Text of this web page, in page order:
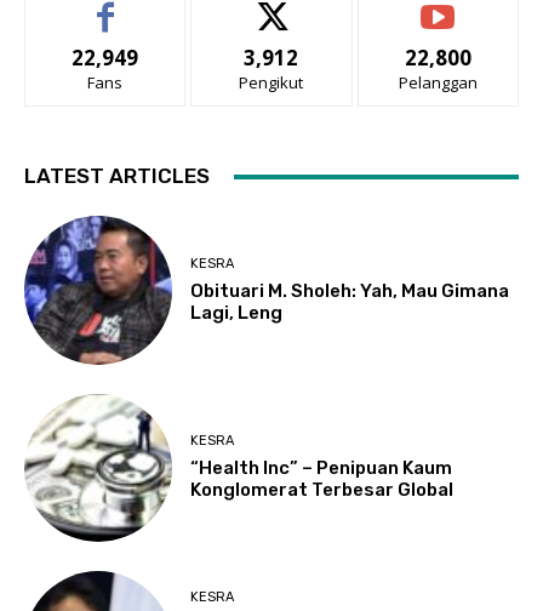
22,949
Fans
3,912
Pengikut
22,800
Pelanggan
LATEST ARTICLES
KESRA
Obituari M. Sholeh: Yah, Mau Gimana
Lagi, Leng
KESRA
“Health Inc” – Penipuan Kaum
Konglomerat Terbesar Global
KESRA